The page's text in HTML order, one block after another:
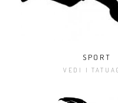
SPORT
VEDI I